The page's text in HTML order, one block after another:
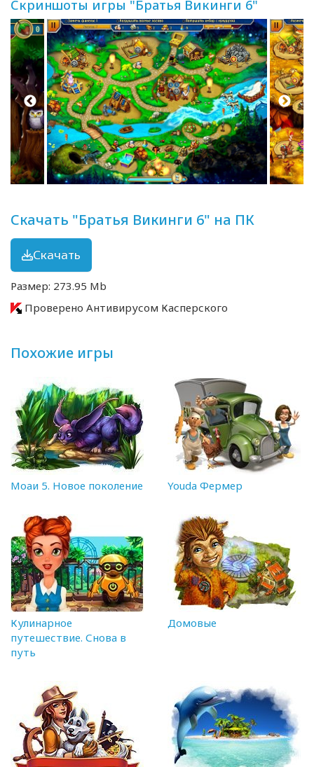
Скриншоты игры "Братья Викинги 6"
Скачать "Братья Викинги 6" на ПК
Скачать
Размер: 273.95 Mb
Проверено Антивирусом Касперского
Похожие игры
Моаи 5. Новое поколение Youda Фермер
Кулинарное
путешествие. Снова в
путь
Домовые